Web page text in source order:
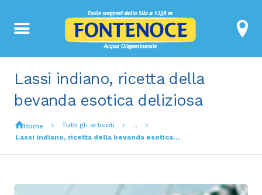
Lassi indiano, ricetta della
bevanda esotica deliziosa
Home Tutti gli articoli
...
Lassi indiano, ricetta della bevanda esotica...